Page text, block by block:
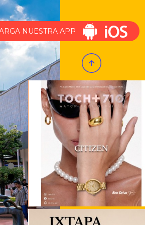
NUESTRA APP